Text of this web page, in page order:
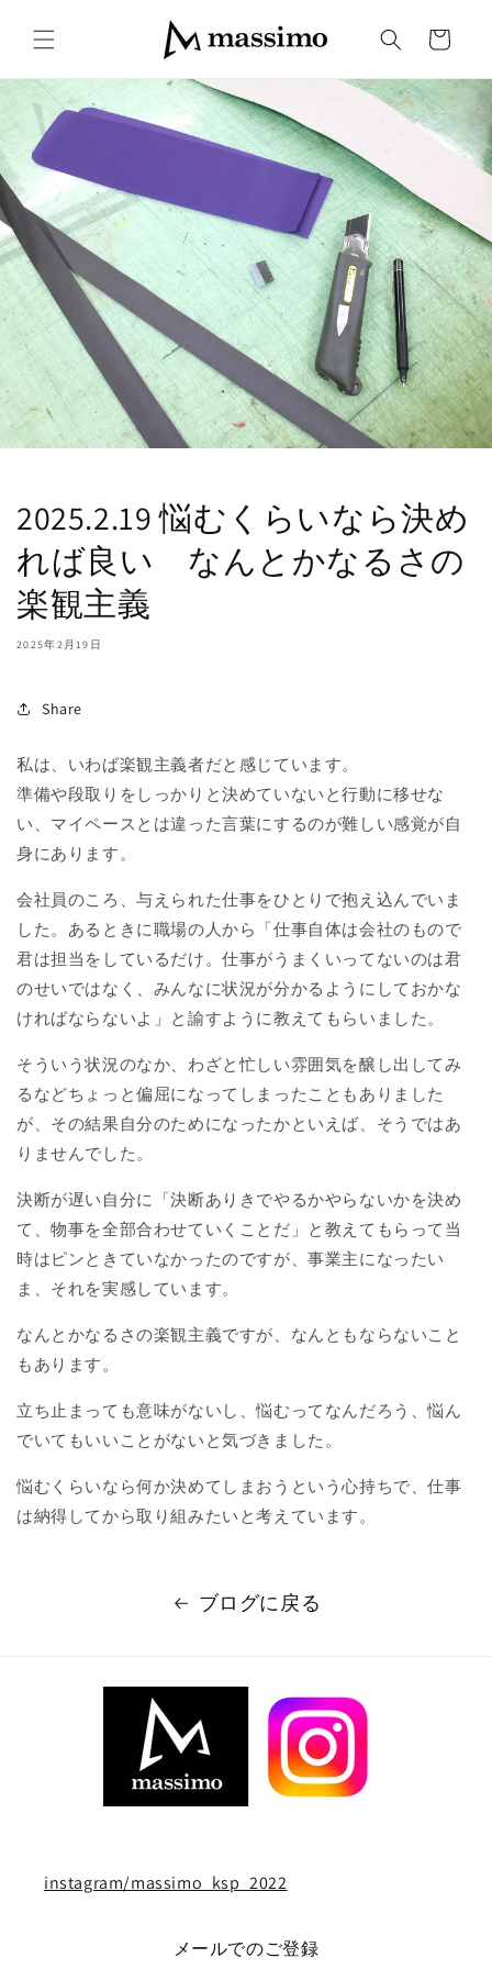
進む
ー
2025.2.19 悩むくらいなら決め
れば良い なんとかなるさの
楽観主義
2025年2月19日
Share
私は、いわば楽観主義者だと感じています。
準備や段取りをしっかりと決めていないと行動に移せな
い、マイペースとは違った言葉にするのが難しい感覚が自
身にあります。
会社員のころ、与えられた仕事をひとりで抱え込んでいま
した。あるときに職場の人から「仕事自体は会社のもので
君は担当をしているだけ。仕事がうまくいってないのは君
のせいではなく、みんなに状況が分かるようにしておかな
ければならないよ」と諭すように教えてもらいました。
そういう状況のなか、わざと忙しい雰囲気を醸し出してみ
るなどちょっと偏屈になってしまったこともありました
が、その結果自分のためになったかといえば、そうではあ
りませんでした。
決断が遅い自分に「決断ありきでやるかやらないかを決め
て、物事を全部合わせていくことだ」と教えてもらって当
時はピンときていなかったのですが、事業主になったい
ま、それを実感しています。
なんとかなるさの楽観主義ですが、なんともならないこと
もあります。
立ち止まっても意味がないし、悩むってなんだろう、悩ん
でいてもいいことがないと気づきました。
悩むくらいなら何か決めてしまおうという心持ちで、仕事
は納得してから取り組みたいと考えています。
ブログに戻る
instagram/massimo_ksp_2022
メールでのご登録